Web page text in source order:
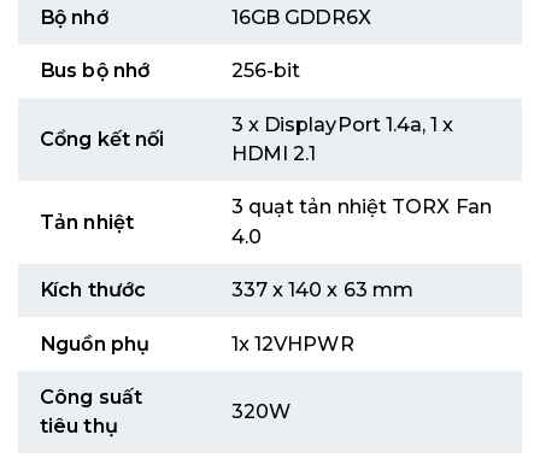
Bộ nhớ 16GB GDDR6X
Bus bộ nhớ 256-bit
Cổng kết nối
3 x DisplayPort 1.4a, 1 x
HDMI 2.1
Tản nhiệt
3 quạt tản nhiệt TORX Fan
4.0
Kích thước 337 x 140 x 63 mm
Nguồn phụ 1x 12VHPWR
Công suất
tiêu thụ
320W